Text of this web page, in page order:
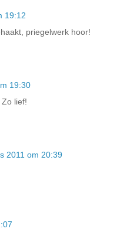
19:12
priegelwerk hoor!
19:30
lief!
2011 om 20:39